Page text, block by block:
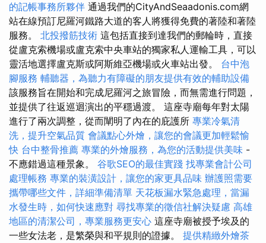
的記帳事務所夥伴 通過我們的CityAndSeaadonis.com網
站在線預訂尼羅河鐵路大道的客人將獲得免費的著陸和著陸
服務。 北投撥筋技術 這包括直接到達我們的郵輪時，直接
從盧克索機場或盧克索中央車站的獨家私人運輸工具，可以
靈活地選擇盧克斯或阿斯維亞機場或火車站出發。 台中泡
腳服務 輔聽器，為聽力有障礙的朋友提供有效的輔助設備
該服務旨在開始和完成尼羅河之旅冒險，而無需進行問題，
並提供了往返巡迴演出的平穩過渡。 這座寺廟每年對太陽
進行了兩次調整，從而闡明了內在的庇護所 專業冷氣清
洗，提升空氣品質 會議點心外燴，讓您的會議更加輕鬆愉
快 台中整骨推薦 專業的外燴服務，為您的活動提供美味 -
不應錯過這種景象。 谷歌SEO的最佳實踐 找專業會計公司
處理帳務 專業的裝潢設計，讓您的家更具品味 辦護照需要
攜帶哪些文件，詳細準備清單 天花板漏水緊急處理，當漏
水發生時，如何快速應對 尋找專業的徵信社解決疑慮 高雄
地區的清潔公司，專業服務更安心 這座寺廟被授予埃及的
一些女法老，是繁榮與和平規則的證據。 提供精緻外燴茶